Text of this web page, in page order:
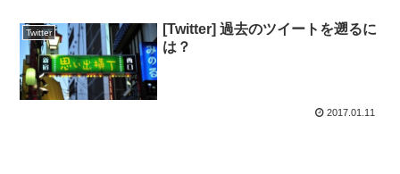
Twitter
[Twitter] 過去のツイートを遡るに
は？
2017.01.11